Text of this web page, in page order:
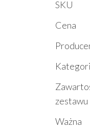
SKU
Cena
zestawu
Ważna